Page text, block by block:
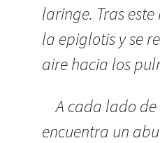
laringe. Tras
la epiglotis y se
aire hacia los
A cada lado
encuentra un